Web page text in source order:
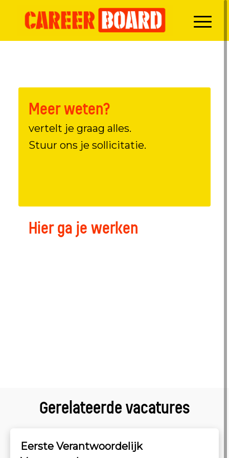
Meer weten?
vertelt je graag alles.
Stuur ons je sollicitatie.
Hier ga je werken
Gerelateerde vacatures
Eerste Verantwoordelijk